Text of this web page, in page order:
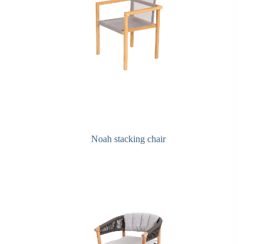
Noah stacking chair